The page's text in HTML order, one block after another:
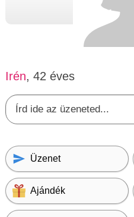
Irén, 42 éves
Üzenet
Ajándék